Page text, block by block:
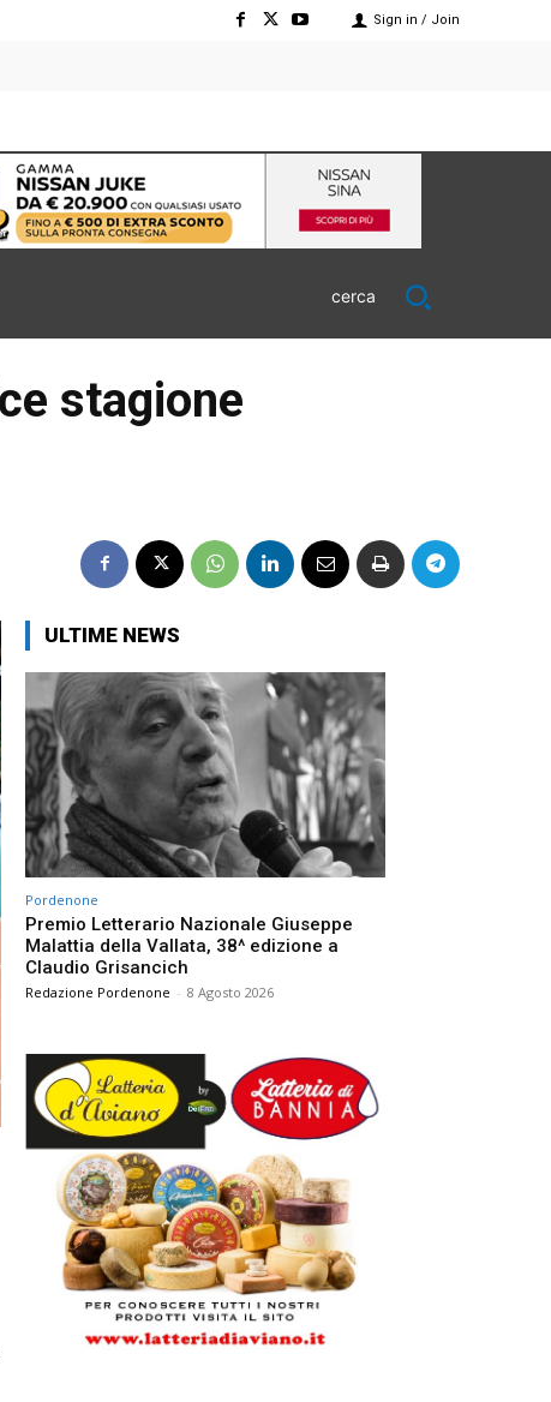
Sign in / Join
cerca
stagione
ULTIME NEWS
Pordenone
Premio Letterario Nazionale Giuseppe
Malattia della Vallata, 38^ edizione a
Claudio Grisancich
Redazione Pordenone - 8 Agosto 2026